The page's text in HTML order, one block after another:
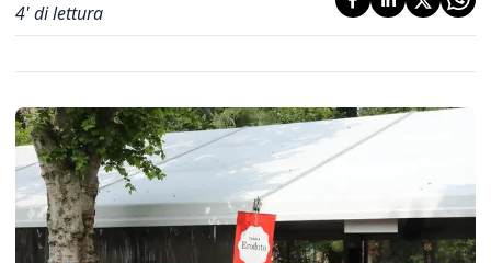
4' di lettura